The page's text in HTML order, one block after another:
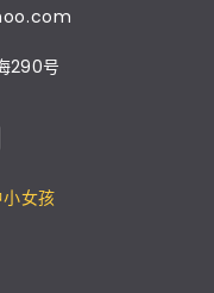
290号
女孩